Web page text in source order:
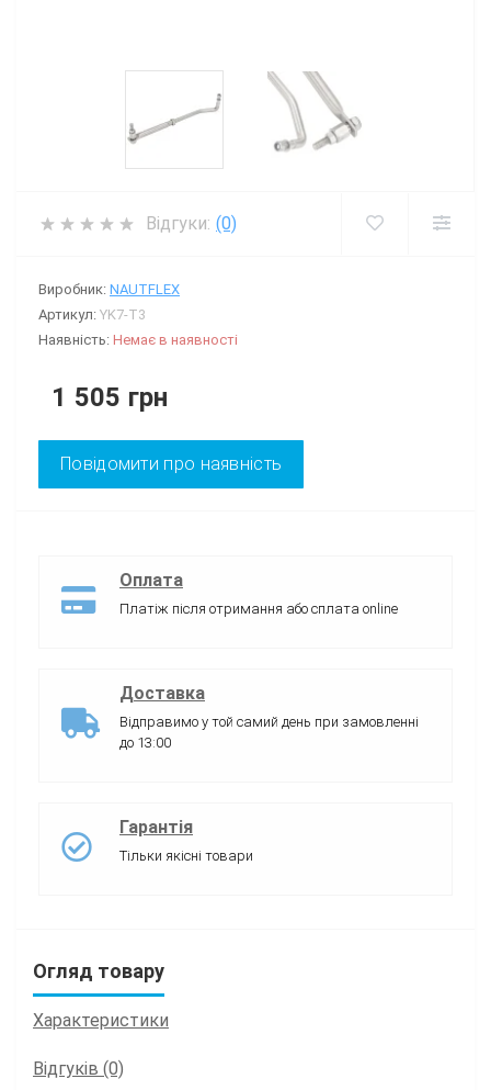
Відгуки: (0)
Виробник: NAUTFLEX
Артикул: YK7-T3
Наявність: Немає в наявності
1 505 грн
Повідомити про наявність
Оплата
Платіж після отримання або сплата online
Доставка
Відправимо у той самий день при замовленні
до 13:00
Гарантія
Тільки якісні товари
Огляд товару
Характеристики
Відгуків (0)